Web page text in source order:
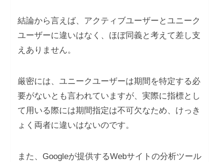
結論から言えば、アクティブユーザーとユニーク
ユーザーに違いはなく、ほぼ同義と考えて差し支
えありません。
厳密には、ユニークユーザーは期間を特定する必
要がないとも言われていますが、実際に指標とし
て用いる際には期間指定は不可欠なため、けっき
ょく両者に違いはないのです。
また、Googleが提供するWebサイトの分析ツール